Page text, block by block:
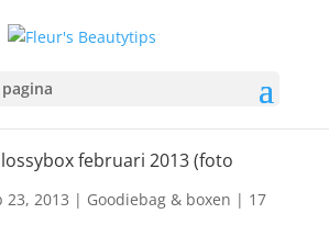
februari 2013 (foto
23, 2013 | Goodiebag & boxen | 17